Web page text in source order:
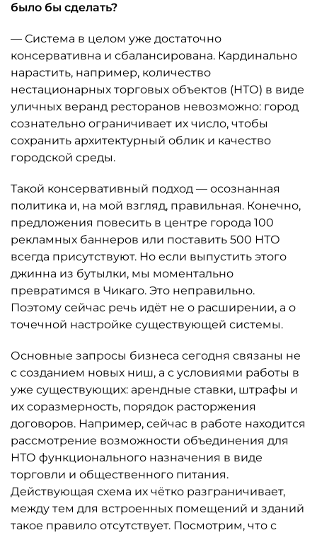
было бы сделать?
— Система в целом уже достаточно
консервативна и сбалансирована. Кардинально
нарастить, например, количество
нестационарных торговых объектов (НТО) в виде
уличных веранд ресторанов невозможно: город
сознательно ограничивает их число, чтобы
сохранить архитектурный облик и качество
городской среды.
Такой консервативный подход — осознанная
политика и, на мой взгляд, правильная. Конечно,
предложения повесить в центре города 100
рекламных баннеров или поставить 500 НТО
всегда присутствуют. Но если выпустить этого
джинна из бутылки, мы моментально
превратимся в Чикаго. Это неправильно.
Поэтому сейчас речь идёт не о расширении, а о
точечной настройке существующей системы.
Основные запросы бизнеса сегодня связаны не
с созданием новых ниш, а с условиями работы в
уже существующих: арендные ставки, штрафы и
их соразмерность, порядок расторжения
договоров. Например, сейчас в работе находится
рассмотрение возможности объединения для
НТО функционального назначения в виде
торговли и общественного питания.
Действующая схема их чётко разграничивает,
между тем для встроенных помещений и зданий
такое правило отсутствует. Посмотрим, что с